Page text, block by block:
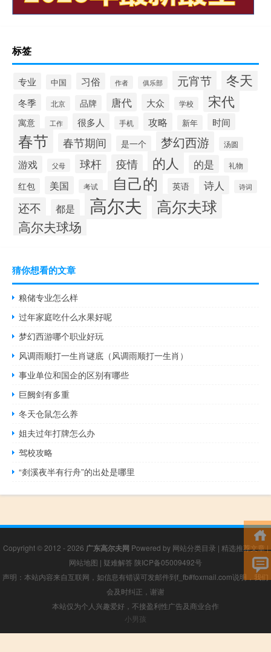
标签
专业 中国 习俗 作者 俱乐部 元宵节 冬天
冬季 北京 品牌 唐代 大众 学校 宋代
寓意 工作 很多人 手机 攻略 新年 时间
春节 春节期间 是一个 梦幻西游 汤圆
游戏 父母 球杆 疫情 的人 的是 礼物
红包 美国 考试 自己的 英语 诗人 诗词
还不 都是 高尔夫 高尔夫球
高尔夫球场
猜你想看的文章
粮储专业怎么样
过年家庭吃什么水果好呢
梦幻西游哪个职业好玩
风调雨顺打一生肖谜底（风调雨顺打一生肖）
事业单位和国企的区别有哪些
巨阙剑有多重
冬天仓鼠怎么养
姐夫过年打牌怎么办
驾校攻略
“剡溪夜半有行舟”的出处是哪里
Copyright © 2012 - 2026 广东高尔夫网 Powered by 网站分类目录 | 精选推荐文章|
网站地图 | 疑难解答 陕ICP备05009492号
声明：本站内容来自互联网，如信息有错误可发邮件到f_fb#foxmail.com说明，我们
会及时纠正，谢谢
本站仅为个人兴趣爱好，不接盈利性广告及商业合作
小男孩